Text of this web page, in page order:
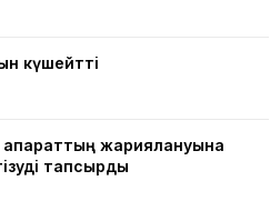
күшейтті
ақпараттың жариялануына
тапсырды